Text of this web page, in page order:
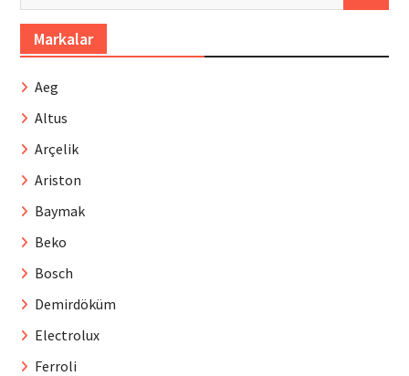
Markalar
Aeg
Altus
Arçelik
Ariston
Baymak
Beko
Bosch
Demirdöküm
Electrolux
Ferroli